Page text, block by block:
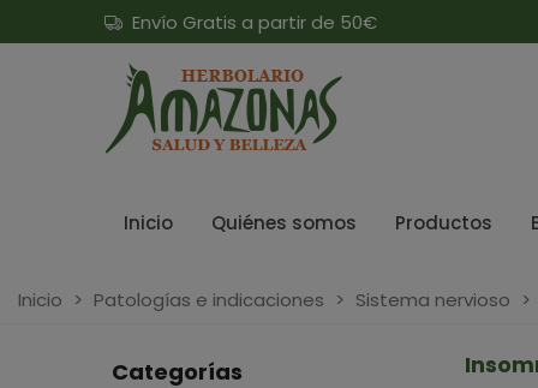
Envío Gratis a partir de 50€
Inicio Quiénes somos Productos
Inicio > Patologías e indicaciones > Sistema nervioso >
Categorías